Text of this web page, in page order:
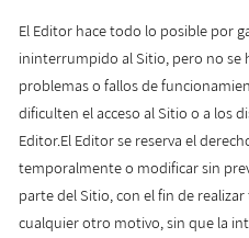
El Editor hace todo lo posible por
ininterrumpido al Sitio, pero no se
problemas o fallos de
dificulten el acceso al Sitio o a los
Editor.El Editor se reserva el
temporalmente o modificar sin
parte del Sitio, con el fin de
cualquier otro motivo, sin que la